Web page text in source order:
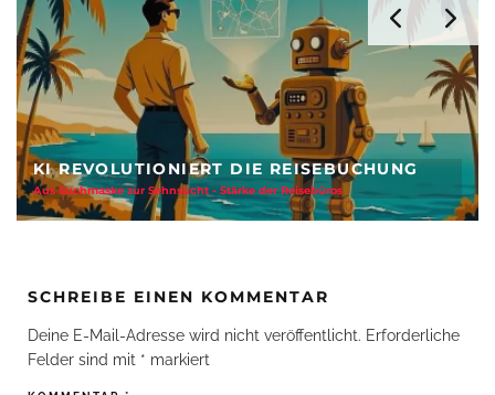
KI REVOLUTIONIERT DIE REISEBUCHUNG
Aus Suchmaske zur Sehnsucht - Stärke der Reisebüros
SCHREIBE EINEN KOMMENTAR
Deine E-Mail-Adresse wird nicht veröffentlicht. Erforderliche
Felder sind mit * markiert